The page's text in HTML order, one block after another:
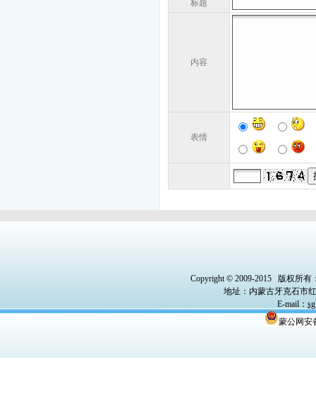
标题
内容
表情
Copyright © 2009-2015
版权所有
地址：内蒙古牙克石市
E-mail ：
蒙公网安